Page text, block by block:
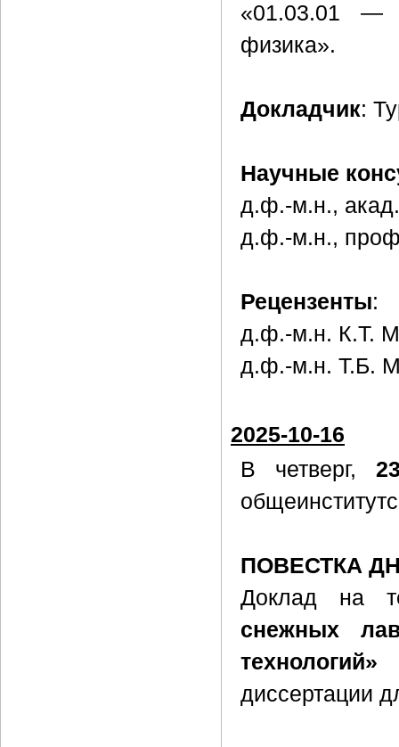
«01.03.01 —
физика».
Докладчик:
Научные
д.ф.-м.н.,
д.ф.-м.н.,
Рецензенты:
д.ф.-м.н. К.Т.
д.ф.-м.н. Т.Б.
2025-10-16
В четверг,
ПОВЕСТКА
Доклад на
снежных
технологий»
диссертации